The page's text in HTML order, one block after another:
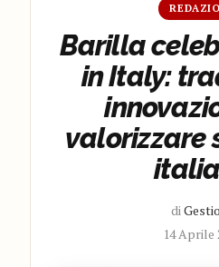
Barilla
in Italy:
valorizzare
di
14 Aprile